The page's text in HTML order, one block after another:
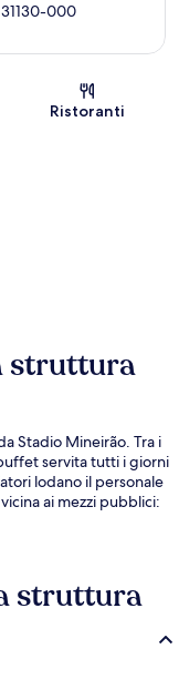
000
Ristoranti
struttura
Stadio Mineirão. Tra i
servita tutti i giorni
lodano il personale
ai mezzi pubblici:
struttura